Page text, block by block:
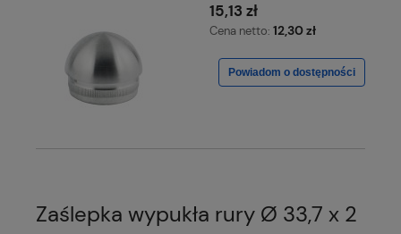
15,13 zł
Cena netto: 12,30 zł
Powiadom o dostępności
Zaślepka wypukła rury Ø 33,7 x 2